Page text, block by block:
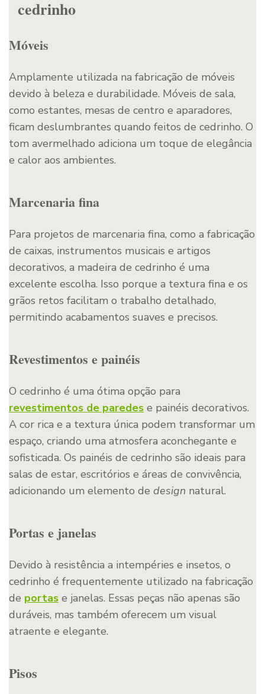
cedrinho
Móveis
Amplamente utilizada na fabricação de móveis
devido à beleza e durabilidade. Móveis de sala,
como estantes, mesas de centro e aparadores,
ficam deslumbrantes quando feitos de cedrinho. O
tom avermelhado adiciona um toque de elegância
e calor aos ambientes.
Marcenaria fina
Para projetos de marcenaria fina, como a fabricação
de caixas, instrumentos musicais e artigos
decorativos, a madeira de cedrinho é uma
excelente escolha. Isso porque a textura fina e os
grãos retos facilitam o trabalho detalhado,
permitindo acabamentos suaves e precisos.
Revestimentos e painéis
O cedrinho é uma ótima opção para
revestimentos de paredes e painéis decorativos.
A cor rica e a textura única podem transformar um
espaço, criando uma atmosfera aconchegante e
sofisticada. Os painéis de cedrinho são ideais para
salas de estar, escritórios e áreas de convivência,
adicionando um elemento de design natural.
Portas e janelas
Devido à resistência a intempéries e insetos, o
cedrinho é frequentemente utilizado na fabricação
de portas e janelas. Essas peças não apenas são
duráveis, mas também oferecem um visual
atraente e elegante.
Pisos